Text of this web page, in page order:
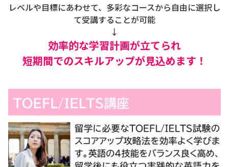
レベルや目標にあわせて、多彩なコースから自由に選択し
て受講することが可能
↓
効率的な学習計画が立てられ
短期間でのスキルアップが見込めます！